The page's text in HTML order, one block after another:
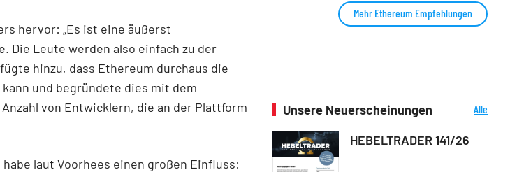
hervor: „Es ist eine äußerst
Leute werden also einfach zu der
hinzu, dass Ethereum durchaus die
und begründete dies mit dem
von Entwicklern, die an der Plattform
laut Voorhees einen großen Einfluss:
Mehr Ethereum Empfehlungen
Unsere Neuerscheinungen
Alle
HEBELTRADER 141/26